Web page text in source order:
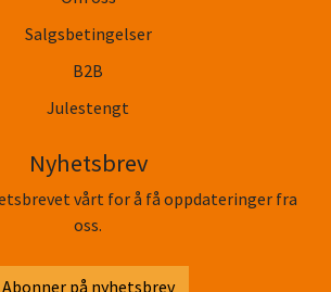
Salgsbetingelser
B2B
Julestengt
Nyhetsbrev
vårt for å få oppdateringer fra
oss.
Abonner på nyhetsbrev